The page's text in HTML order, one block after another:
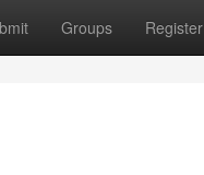
Groups Register